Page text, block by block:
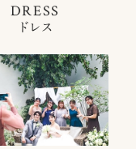
DRESS
ドレス